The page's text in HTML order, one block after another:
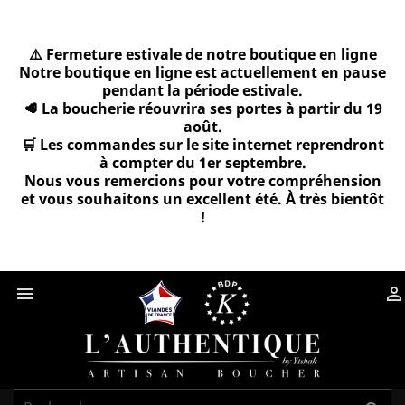
⚠️ Fermeture estivale de notre boutique en ligne
Notre boutique en ligne est actuellement en pause
pendant la période estivale.
🥩 La boucherie réouvrira ses portes à partir du 19
août.
🛒 Les commandes sur le site internet reprendront
à compter du 1er septembre.
Nous vous remercions pour votre compréhension
et vous souhaitons un excellent été. À très bientôt
!
 